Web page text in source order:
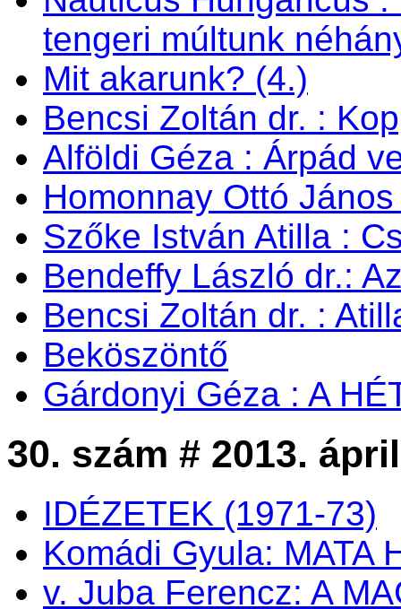
tengeri múltunk
Mit akarunk? (4.)
Bencsi Zoltán dr. :
Alföldi Géza : Árpád
Homonnay Ottó
Szőke István Atilla :
Bendeffy László dr.:
Bencsi Zoltán dr. :
Beköszöntő
Gárdonyi Géza : A
30. szám # 2013.
IDÉZETEK (1971-73)
Komádi Gyula: MATA
v. Juba Ferencz: A